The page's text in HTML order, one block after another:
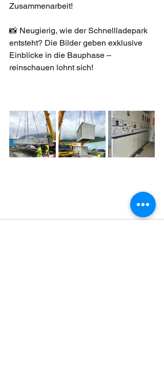
Zusammenarbeit!
📸 Neugierig, wie der Schnellladepark
entsteht? Die Bilder geben exklusive
Einblicke in die Bauphase –
reinschauen lohnt sich!